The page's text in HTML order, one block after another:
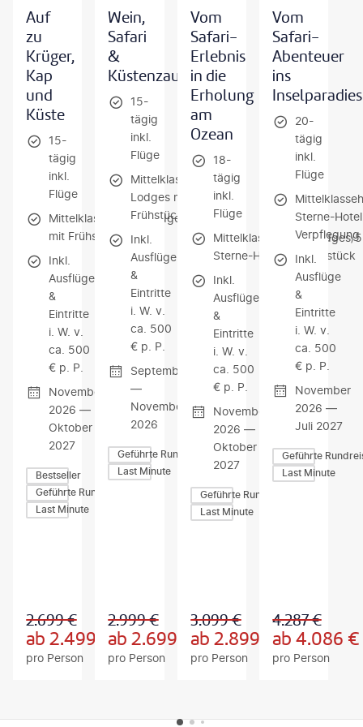
Auf
zu
Krüger,
Kap
und
Küste
15-
tägig
inkl.
Flüge
Mittelklassehotels/Lodges
mit Frühstück
Inkl.
Ausflüge
&
Eintritte
i. W. v.
ca. 500
€ p. P.
November
2026 —
Oktober
2027
Bestseller
Geführte Rundreisen
Last Minute
2.699€
ab2.499 €
pro Person
E
B
O
T
Wein,
Safari
&
Küstenzauber
15-
tägig
inkl.
Flüge
Mittelklassehotels/-
Lodges mit
Frühstück
Inkl.
Ausflüge
&
Eintritte
i. W. v.
ca. 500
€ p. P.
September
—
November
2026
Geführte Rundreisen
Last Minute
2.999€
ab 2.699 €
pro Person
E
B
O
T
Vom
Safari-
Erlebnis
in die
Erholung
am
Ozean
18-
tägig
inkl.
Flüge
Mittelklassehotels/Lodges/
Sterne-Hotel mit Frühstück
Inkl.
Ausflüge
&
Eintritte
i. W. v.
ca. 500
€ p. P.
November
2026 —
Oktober
2027
Geführte Rundreisen
Last Minute
3.099€
ab2.899 €
pro Person
E
B
O
T
Vom
Safari-
Abenteuer
ins
Inselparadies
20-
tägig
inkl.
Flüge
Sterne-
Verpflegung
Inkl.
Ausflüge
&
Eintritte
i. W. v.
ca. 500
€ p. P.
November
2026 —
Juli 2027
Geführte
Last Minute
4.287€
ab4.086 €
pro Person